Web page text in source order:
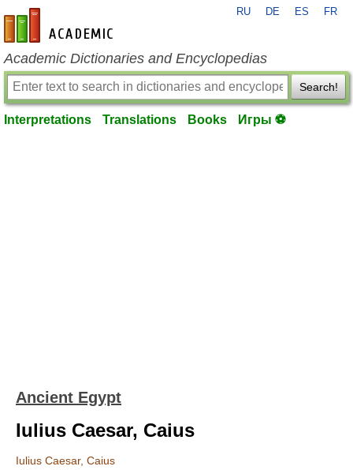
en-academic.com
RU DE ES FR
Academic Dictionaries and Encyclopedias
Search!
Interpretations Translations Books Игры ⚽
Ancient Egypt
Iulius Caesar, Caius
Iulius Caesar, Caius